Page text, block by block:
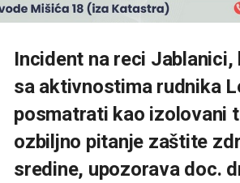
Incident na reci
sa aktivnostima rudnika
posmatrati kao izolovani
ozbiljno pitanje zaštite
sredine, upozorava doc.